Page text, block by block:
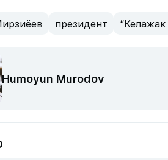
президент “Келажак
Humoyun Murodov